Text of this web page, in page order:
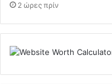
2 ώρες πρίν